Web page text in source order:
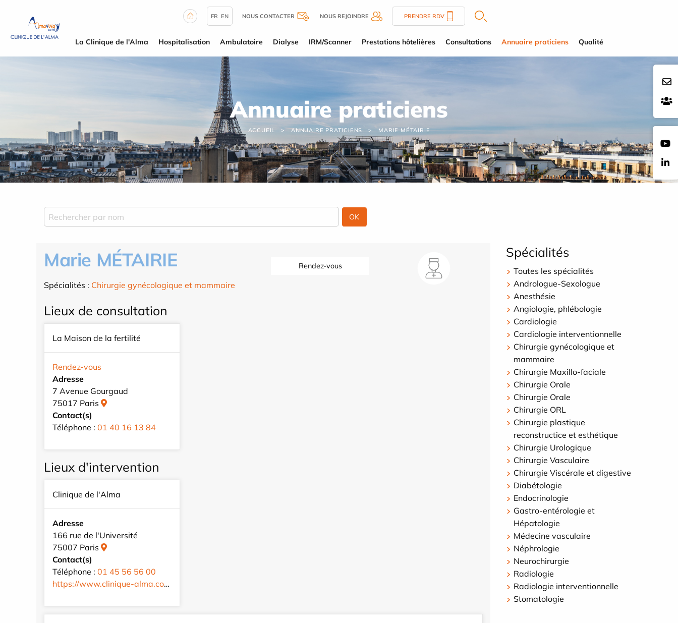
FR EN NOUS CONTACTER NOUS REJOINDRE PRENDRE RDV
La Clinique de l'Alma Hospitalisation Ambulatoire Dialyse IRM/Scanner Prestations hôtelières Consultations Annuaire praticiens Qualité
Annuaire praticiens
ACCUEIL ANNUAIRE PRATICIENS MARIE MÉTAIRIE
Marie MÉTAIRIE
Spécialités : Chirurgie gynécologique et mammaire
Rendez-vous
Lieux de consultation
La Maison de la fertilité
Rendez-vous
Adresse
7 Avenue Gourgaud
75017 Paris
Contact(s)
Téléphone : 01 40 16 13 84
Lieux d'intervention
Clinique de l'Alma
Adresse
166 rue de l'Université
75007 Paris
Contact(s)
Téléphone : 01 45 56 56 00
https://www.clinique-alma.com/fr/
Spécialités
Toutes les spécialités
Andrologue-Sexologue
Anesthésie
Angiologie, phlébologie
Cardiologie
Cardiologie interventionnelle
Chirurgie gynécologique et
mammaire
Chirurgie Maxillo-faciale
Chirurgie Orale
Chirurgie Orale
Chirurgie ORL
Chirurgie plastique
reconstructice et esthétique
Chirurgie Urologique
Chirurgie Vasculaire
Chirurgie Viscérale et digestive
Diabétologie
Endocrinologie
Gastro-entérologie et
Hépatologie
Médecine vasculaire
Néphrologie
Neurochirurgie
Radiologie
Radiologie interventionnelle
Stomatologie